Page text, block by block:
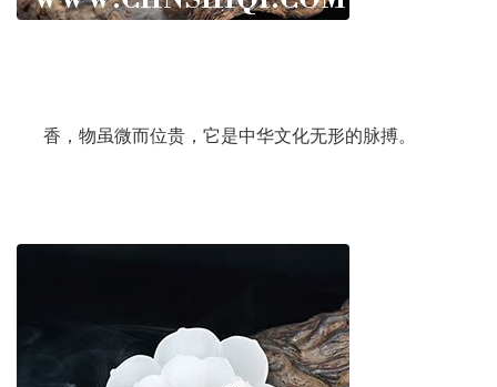
香，物虽微而位贵，它是中华文化无形的脉搏。